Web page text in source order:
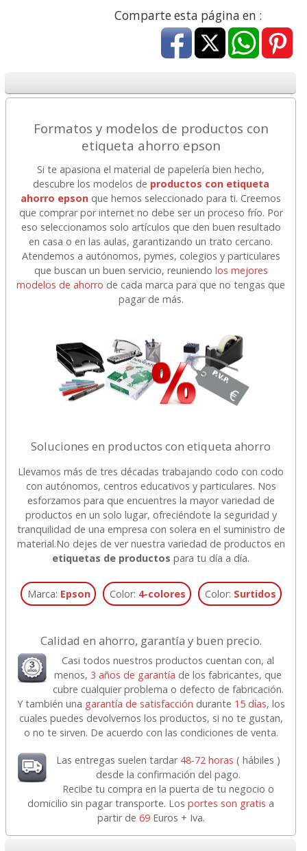
Comparte esta página en :
Formatos y modelos de productos con
etiqueta ahorro epson
Si te apasiona el material de papelería bien hecho,
descubre los modelos de productos con etiqueta
ahorro epson que hemos seleccionado para ti. Creemos
que comprar por internet no debe ser un proceso frío. Por
eso seleccionamos solo artículos que den buen resultado
en casa o en las aulas, garantizando un trato cercano.
Atendemos a autónomos, pymes, colegios y particulares
que buscan un buen servicio, reuniendo los mejores
modelos de ahorro de cada marca para que no tengas que
pagar de más.
Soluciones en productos con etiqueta ahorro
Llevamos más de tres décadas trabajando codo con codo
con autónomos, centros educativos y particulares. Nos
esforzamos para que encuentres la mayor variedad de
productos en un solo lugar, ofreciéndote la seguridad y
tranquilidad de una empresa con solera en el suministro de
material.No dejes de ver nuestra variedad de productos en
etiquetas de productos para tu día a día.
Marca: Epson Color: 4-colores Color: Surtidos
Calidad en ahorro, garantía y buen precio.
Casi todos nuestros productos cuentan con, al
menos,3 años de garantía de los fabricantes, que
cubre cualquier problema o defecto de fabricación.
Y también una garantía de satisfacción durante 15 días, los
cuales puedes devolvernos los productos, si no te gustan,
o no te sirven. De acuerdo con las condiciones de venta.
Las entregas suelen tardar 48-72 horas ( hábiles )
desde la confirmación del pago.
Recibe tu compra en la puerta de tu negocio o
domicilio sin pagar transporte. Losportes son gratis a
partir de 69Euros + Iva.